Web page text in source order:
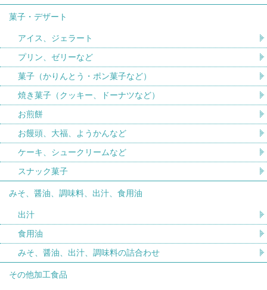
菓子・デザート
アイス、ジェラート
プリン、ゼリーなど
菓子（かりんとう・ポン菓子など）
焼き菓子（クッキー、ドーナツなど）
お煎餅
お饅頭、大福、ようかんなど
ケーキ、シュークリームなど
スナック菓子
みそ、醤油、調味料、出汁、食用油
出汁
食用油
みそ、醤油、出汁、調味料の詰合わせ
その他加工食品